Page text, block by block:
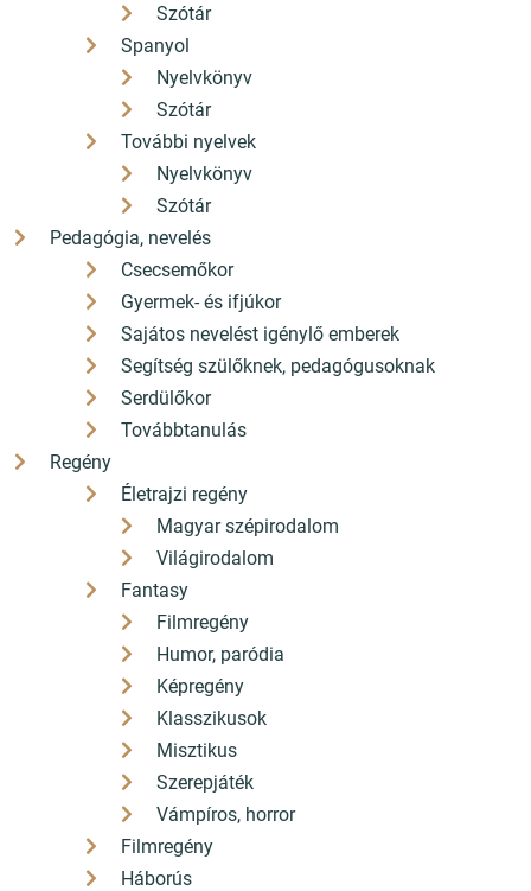
Szótár
Spanyol
Nyelvkönyv
Szótár
További nyelvek
Nyelvkönyv
Szótár
Pedagógia, nevelés
Csecsemőkor
Gyermek- és ifjúkor
Sajátos nevelést igénylő emberek
Segítség szülőknek, pedagógusoknak
Serdülőkor
Továbbtanulás
Regény
Életrajzi regény
Magyar szépirodalom
Világirodalom
Fantasy
Filmregény
Humor, paródia
Képregény
Klasszikusok
Misztikus
Szerepjáték
Vámpíros, horror
Filmregény
Háborús